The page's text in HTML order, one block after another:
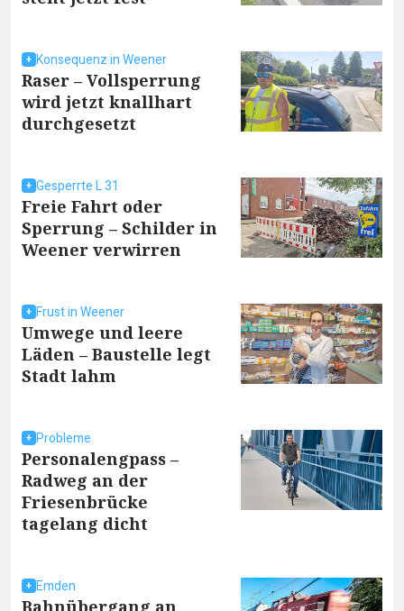
Konsequenz in Weener
Raser – Vollsperrung
wird jetzt knallhart
durchgesetzt
Gesperrte L 31
Freie Fahrt oder
Sperrung – Schilder in
Weener verwirren
Frust in Weener
Umwege und leere
Läden – Baustelle legt
Stadt lahm
Probleme
Personalengpass –
Radweg an der
Friesenbrücke
tagelang dicht
Emden